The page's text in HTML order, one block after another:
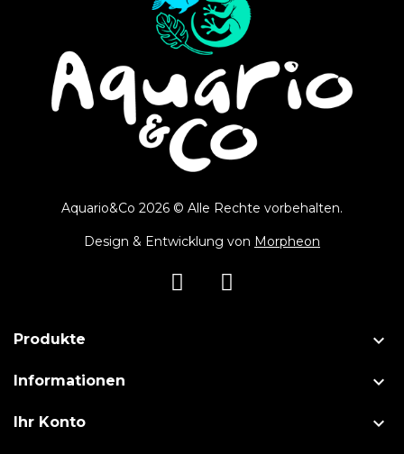
Aquario&Co 2026 © Alle Rechte vorbehalten.
Design & Entwicklung von Morpheon
Produkte 
Informationen 
Ihr Konto 